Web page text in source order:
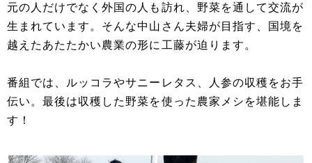
元の人だけでなく外国の人も訪れ、野菜を通して交流が
生まれています。そんな中山さん夫婦が目指す、国境を
越えたあたたかい農業の形に工藤が迫ります。
番組では、ルッコラやサニーレタス、人参の収穫をお手
伝い。最後は収穫した野菜を使った農家メシを堪能しま
す！